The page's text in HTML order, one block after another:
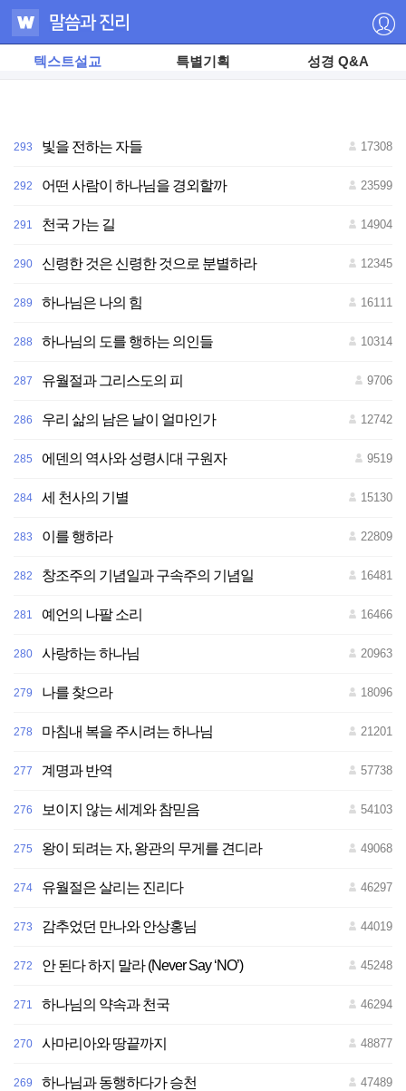
텍스트설교 특별기획 성경 Q&A
작
ⓒ
님
회
전
재
금
지
293 빛을 전하는 자들 17308
292 어떤 사람이 하나님을 경외할까 23599
291 천국 가는 길 14904
290 신령한 것은 신령한 것으로 분별하라 12345
289 하나님은 나의 힘 16111
288 하나님의 도를 행하는 의인들 10314
287 유월절과 그리스도의 피 9706
286 우리 삶의 남은 날이 얼마인가 12742
285 에덴의 역사와 성령시대 구원자 9519
284 세 천사의 기별 15130
283 이를 행하라 22809
282 창조주의 기념일과 구속주의 기념일 16481
281 예언의 나팔 소리 16466
280 사랑하는 하나님 20963
279 나를 찾으라 18096
278 마침내 복을 주시려는 하나님 21201
277 계명과 반역 57738
276 보이지 않는 세계와 참믿음 54103
275 왕이 되려는 자, 왕관의 무게를 견디라 49068
274 유월절은 살리는 진리다 46297
273 감추었던 만나와 안상홍님 44019
272 안 된다 하지 말라 (Never Say ‘NO’) 45248
271 하나님의 약속과 천국 46294
270 사마리아와 땅끝까지 48877
269 하나님과 동행하다가 승천 47489